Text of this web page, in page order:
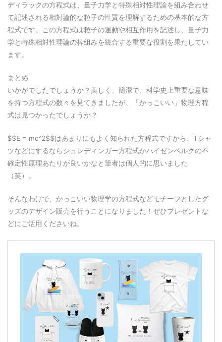
ディラックの方程式は、量子力学と特殊相対性理論を組み合わせ
て記述される相対論的な粒子の性質を理解するための基本的な方
程式です。この方程式は粒子の運動や相互作用を記述し、量子力
学と特殊相対性理論の枠組みを統合する重要な役割を果たしてい
ます。
まとめ
いかがでしたでしょうか？美しく、簡潔で、科学史上重要な意味
を持つ方程式の数々を見てきましたが、「かっこいい」物理方程
式は見つかったでしょうか？
$$E = mc^2$$はあまりにもよく知られた方程式ですから、Tシャ
ツなどにするならシュレディンガー方程式かハイゼンベルクの不
確定性原理あたりが良いかなと筆者は個人的に思いました
（笑）。
そんなわけで、かっこいい物理学の方程式などモチーフとしたグ
ッズのデザイン販売を行うことになりました！ぜひプレゼントな
どにご活用くださいね。